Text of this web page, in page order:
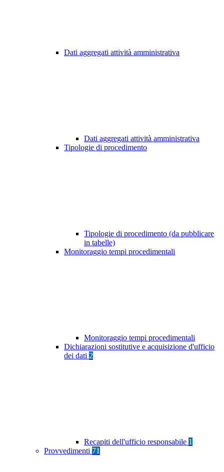
Dati aggregati attività amministrativa
Dati aggregati attività amministrativa
Tipologie di procedimento
Tipologie di procedimento (da pubblicare
in tabelle)
Monitoraggio tempi procedimentali
Monitoraggio tempi procedimentali
Dichiarazioni sostitutive e acquisizione d'ufficio
dei dati 2
Recapiti dell'ufficio responsabile 1
Provvedimenti 71